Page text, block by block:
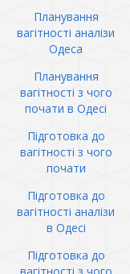
Планування
вагітності аналізи
Одеса
Планування
вагітності з чого
почати в Одесі
Підготовка до
вагітності з чого
почати
Підготовка до
вагітності аналізи
в Одесі
Підготовка до